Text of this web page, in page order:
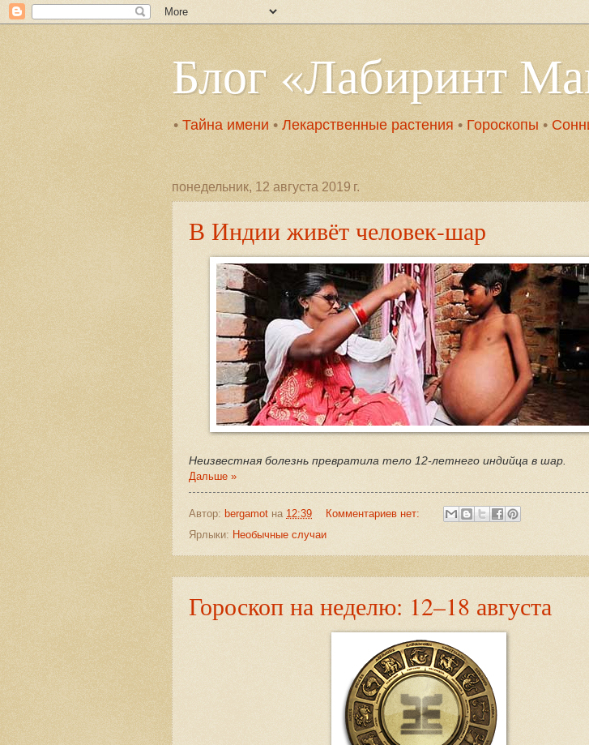
Блог «Лабиринт
• Тайна имени • Лекарственные растения • Гороскопы •
понедельник, 12 августа 2019 г.
В Индии живёт человек-шар
Неизвестная болезнь превратила тело 12-летнего индийца в шар.
Дальше »
Автор: bergamot на 12:39
Комментариев нет:
Ярлыки: Необычные случаи
Гороскоп на неделю: 12–18 августа